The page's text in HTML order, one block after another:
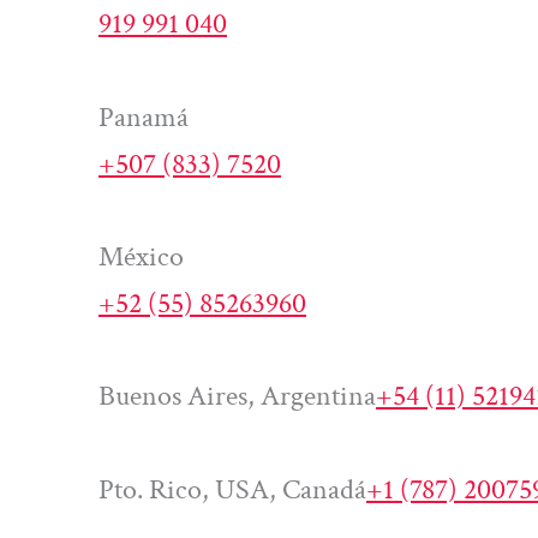
919 991 040
Panamá
+507 (833) 7520
México
+52 (55) 85263960
Buenos Aires, Argentina+54 (11)
Pto. Rico, USA, Canadá+1 (787)